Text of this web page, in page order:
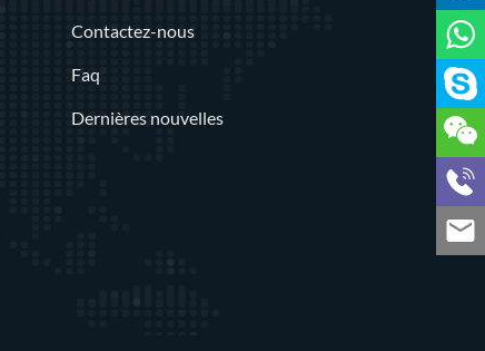
Contactez-nous
Faq
Dernières nouvelles